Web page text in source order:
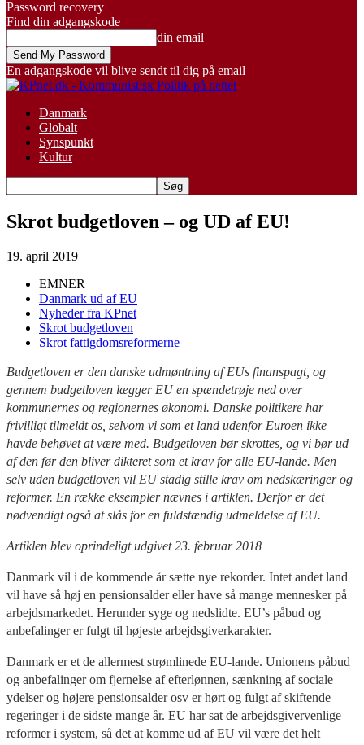
Password recovery
Find din adgangskode
din email
En adgangskode vil blive sendt til dig på email
Danmark
Globalt
Synspunkt
Kultur
Skrot budgetloven – og UD af EU!
19. april 2019
EMNER
Danmark ud af EU
Nyheder fra KPnet
Skrot budgetloven
Skrot fattigdomsreformerne
Budgetloven er den danske udmøntning af EUs finanspagt, og
gennem budgetloven lægger EU en spændetrøje ned over
kommunernes og regionernes økonomi. Danske politikere har
frivilligt tilmeldt os, selvom vi som et land udenfor Euroen ikke
havde behøvet at være med. Budgetloven bør skrottes, og vi bør ud
af den før den bliver dikteret som et krav for alle EU-lande. Men
selv uden budgetloven vil EU stadig stille krav om nedskæringer og
reformer. En række eksempler nævnes i artiklen. Derfor er det
nødvendigt også at slås for en fuldstændig udmeldelse af EU.
Artiklen blev oprindeligt udgivet 23. februar 2018
Danmark vil i de kommende år sætte nye rekorder. Intet andet land
vil have så høj en pensionsalder eller have så mange mennesker på
arbejdsmarkedet. Herunder syge og nedslidte. EU’s påbud og
anbefalinger er fulgt til højeste arbejdsgiverkarakter.
Danmark er et de allermest strømlinede EU-lande. Unionens påbud
og anbefalinger om fjernelse af efterlønnen, sænkning af sociale
ydelser og højere pensionsalder osv er hørt og fulgt af skiftende
regeringer i de sidste mange år. EU har sat de arbejdsgivervenlige
reformer i system, så det at komme ud af EU vil være det helt